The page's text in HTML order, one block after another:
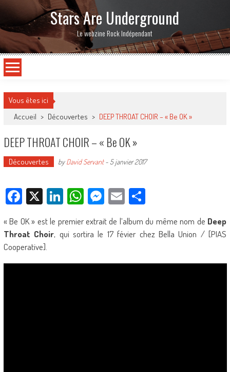
Stars Are Underground
Le webzine Rock Indépendant
Vous êtes ici
Accueil > Découvertes > DEEP THROAT CHOIR – « Be OK »
DEEP THROAT CHOIR – « Be OK »
Découvertes byDavid Servant- 5 janvier 2017
Facebook
X LinkedIn
WhatsApp
Messenger
EmailPartager
« Be OK » est le premier extrait de l’album du même nom de Deep
Throat Choir, qui sortira le 17 févier chez Bella Union / [PIAS
Cooperative].